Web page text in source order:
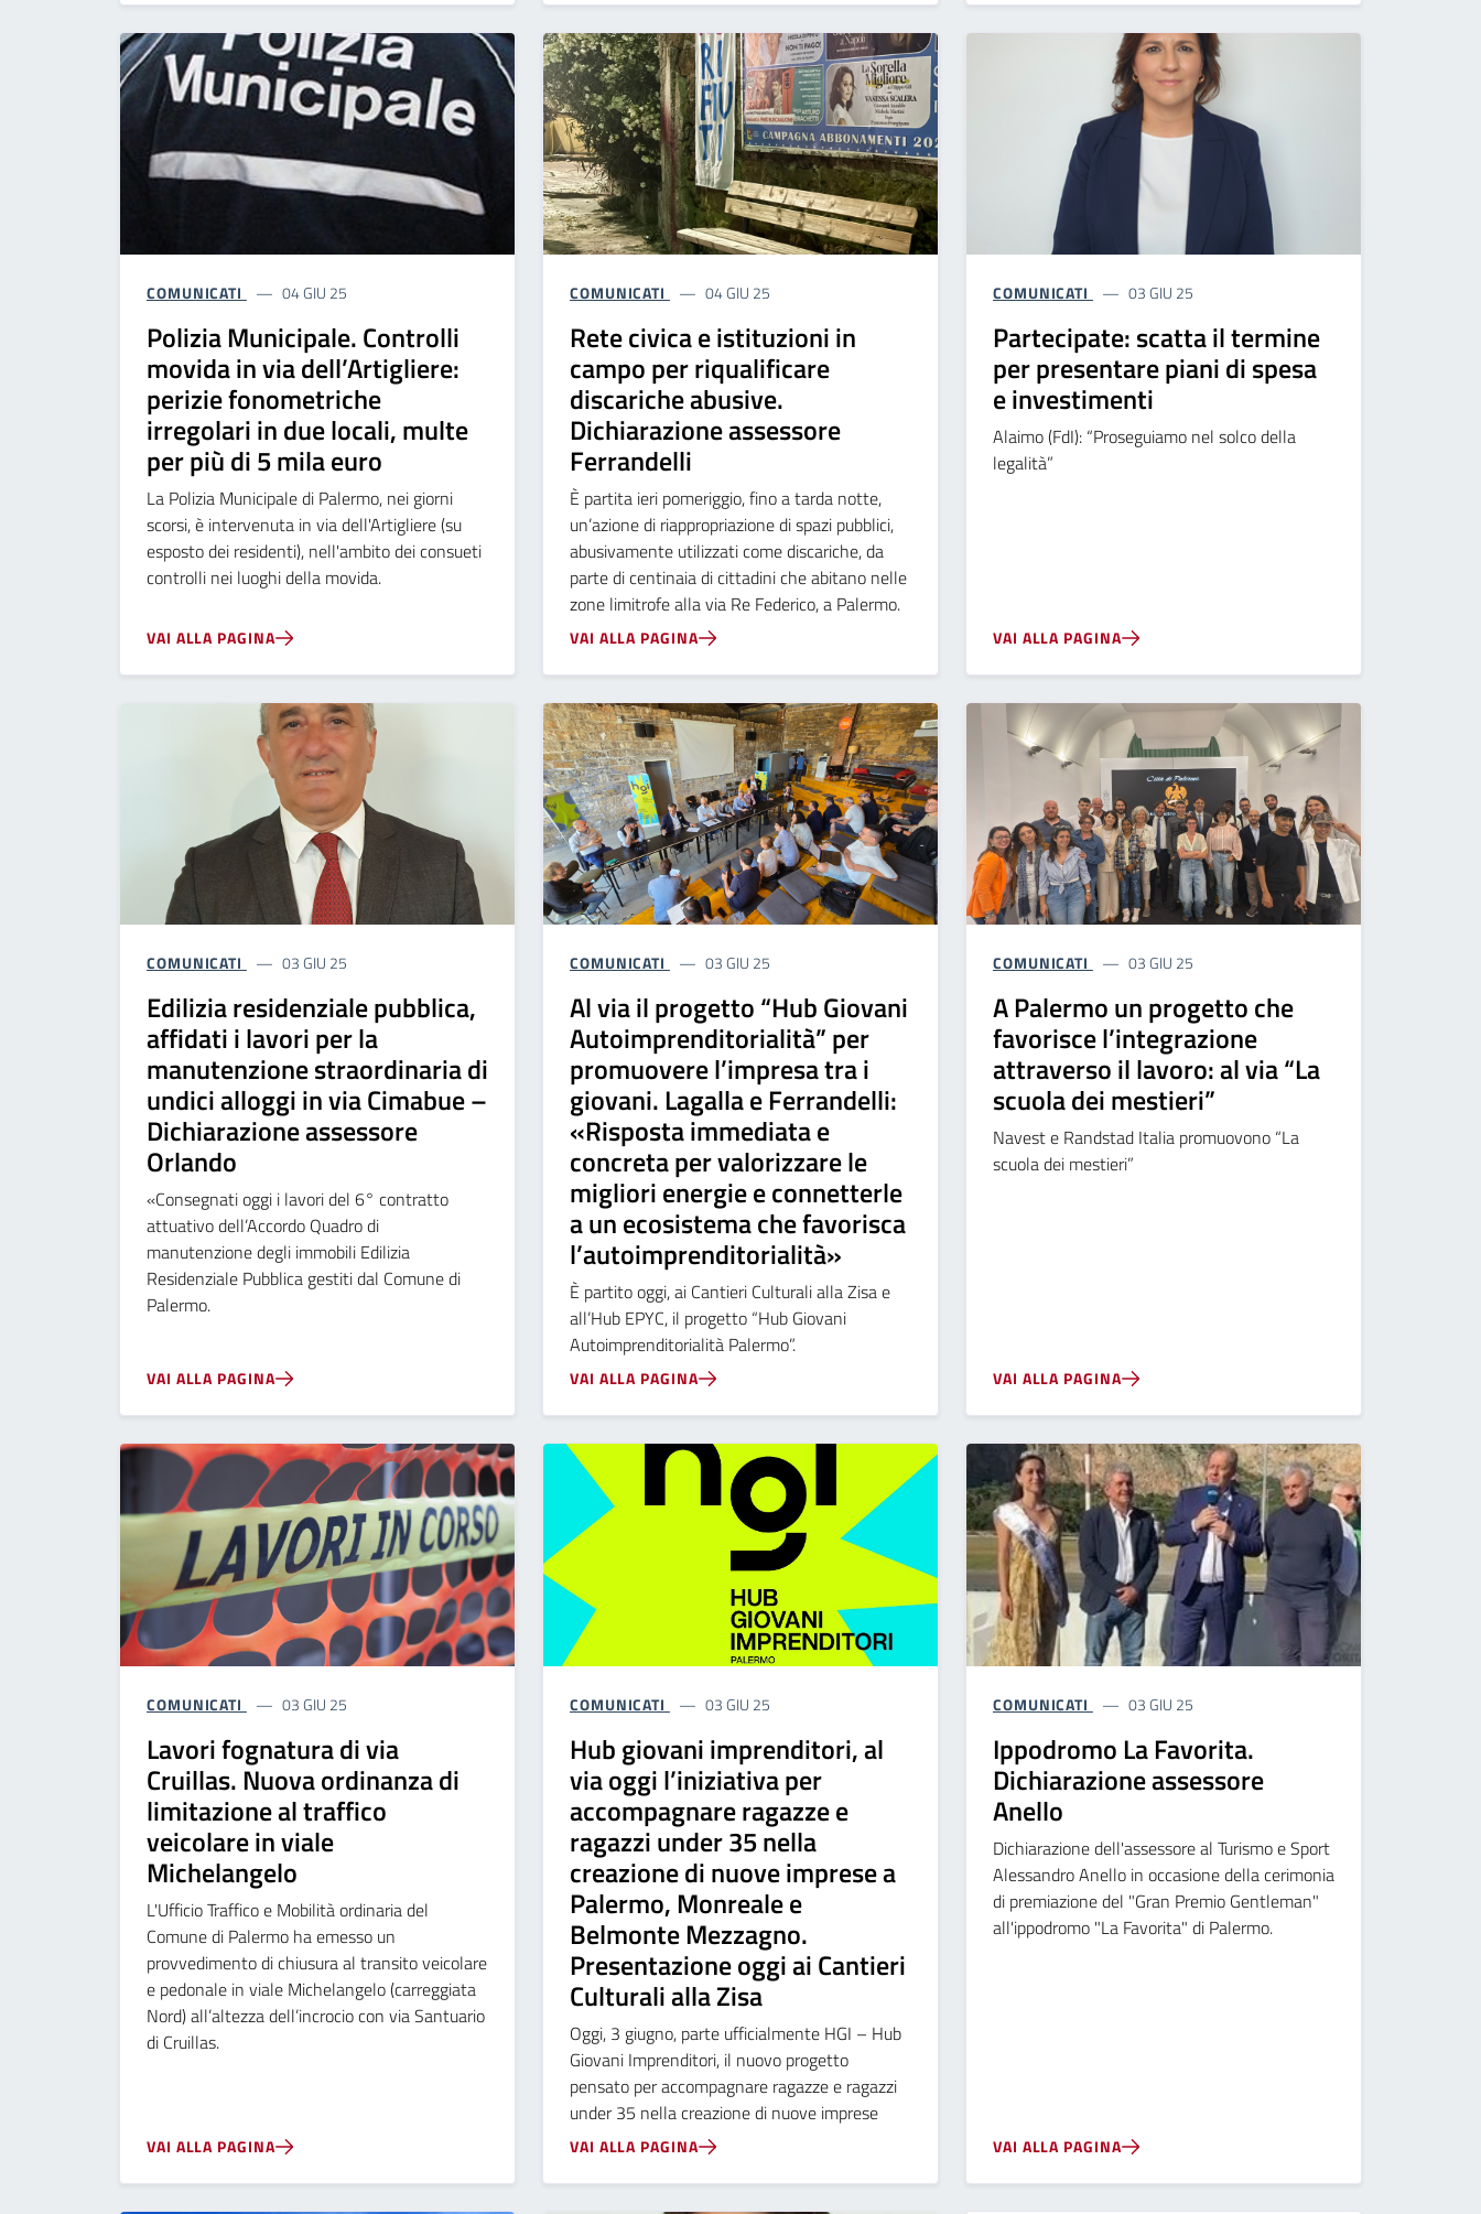
COMUNICATI 04 GIU 25
Polizia Municipale. Controlli
movida in via dell’Artigliere:
perizie fonometriche
irregolari in due locali, multe
per più di 5 mila euro
La Polizia Municipale di Palermo, nei giorni
scorsi, è intervenuta in via dell'Artigliere (su
esposto dei residenti), nell'ambito dei consueti
controlli nei luoghi della movida.
VAI ALLA PAGINA
COMUNICATI 04 GIU 25
Rete civica e istituzioni in
campo per riqualificare
discariche abusive.
Dichiarazione assessore
Ferrandelli
È partita ieri pomeriggio, fino a tarda notte,
un’azione di riappropriazione di spazi pubblici,
abusivamente utilizzati come discariche, da
parte di centinaia di cittadini che abitano nelle
zone limitrofe alla via Re Federico, a Palermo.
VAI ALLA PAGINA
COMUNICATI 03 GIU 25
Partecipate: scatta il termine
per presentare piani di spesa
e investimenti
Alaimo (FdI): “Proseguiamo nel solco della
legalità”
VAI ALLA PAGINA
COMUNICATI 03 GIU 25
Edilizia residenziale pubblica,
affidati i lavori per la
manutenzione straordinaria di
undici alloggi in via Cimabue –
Dichiarazione assessore
Orlando
«Consegnati oggi i lavori del 6° contratto
attuativo dell’Accordo Quadro di
manutenzione degli immobili Edilizia
Residenziale Pubblica gestiti dal Comune di
Palermo.
VAI ALLA PAGINA
COMUNICATI 03 GIU 25
Al via il progetto “Hub Giovani
Autoimprenditorialità” per
promuovere l’impresa tra i
giovani. Lagalla e Ferrandelli:
«Risposta immediata e
concreta per valorizzare le
migliori energie e connetterle
a un ecosistema che favorisca
l’autoimprenditorialità»
È partito oggi, ai Cantieri Culturali alla Zisa e
all’Hub EPYC, il progetto “Hub Giovani
Autoimprenditorialità Palermo”.
VAI ALLA PAGINA
COMUNICATI 03 GIU 25
A Palermo un progetto che
favorisce l’integrazione
attraverso il lavoro: al via “La
scuola dei mestieri”
Navest e Randstad Italia promuovono “La
scuola dei mestieri”
VAI ALLA PAGINA
COMUNICATI 03 GIU 25
Lavori fognatura di via
Cruillas. Nuova ordinanza di
limitazione al traffico
veicolare in viale
Michelangelo
L'Ufficio Traffico e Mobilità ordinaria del
Comune di Palermo ha emesso un
provvedimento di chiusura al transito veicolare
e pedonale in viale Michelangelo (carreggiata
Nord) all’altezza dell’incrocio con via Santuario
di Cruillas.
VAI ALLA PAGINA
COMUNICATI 03 GIU 25
Hub giovani imprenditori, al
via oggi l’iniziativa per
accompagnare ragazze e
ragazzi under 35 nella
creazione di nuove imprese a
Palermo, Monreale e
Belmonte Mezzagno.
Presentazione oggi ai Cantieri
Culturali alla Zisa
Oggi, 3 giugno, parte ufficialmente HGI – Hub
Giovani Imprenditori, il nuovo progetto
pensato per accompagnare ragazze e ragazzi
under 35 nella creazione di nuove imprese
VAI ALLA PAGINA
COMUNICATI 03 GIU 25
Ippodromo La Favorita.
Dichiarazione assessore
Anello
Dichiarazione dell'assessore al Turismo e Sport
Alessandro Anello in occasione della cerimonia
di premiazione del "Gran Premio Gentleman"
all'ippodromo "La Favorita" di Palermo.
VAI ALLA PAGINA